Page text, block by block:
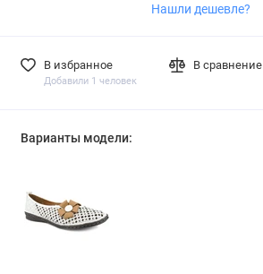
Нашли дешевле?
В избранное
Добавили 1 человек
В сравнение
Варианты модели: